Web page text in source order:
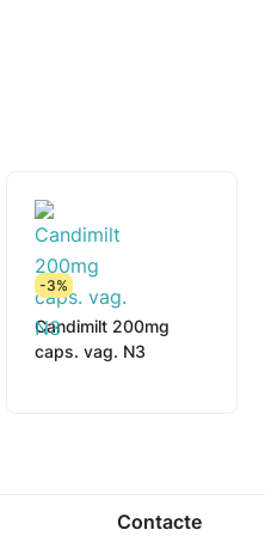
-3%
Candimilt 200mg
caps. vag. N3
Contacte